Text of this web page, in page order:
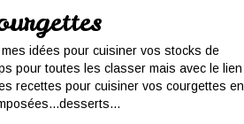
idées pour cuisiner vos stocks de
pour toutes les classer mais avec le lien
recettes pour cuisiner vos courgettes en